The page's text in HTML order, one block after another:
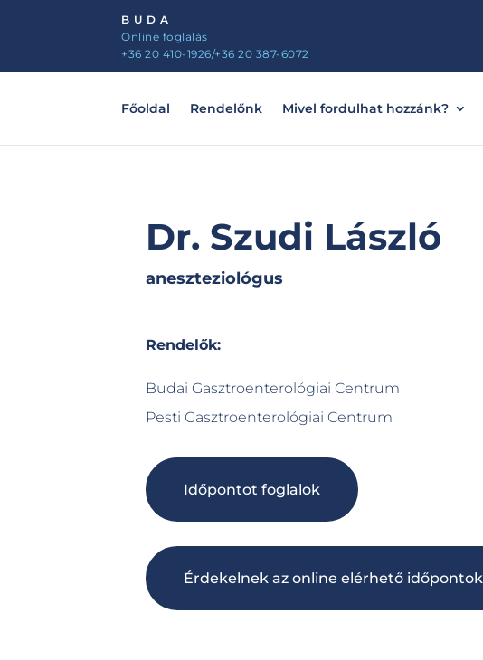
BUDA
Online foglalás
+36 20 410-1926/+36 20 387-6072
Főoldal Rendelőnk Mivel fordulhat hozzánk?
Dr. Szudi László
aneszteziológus
Rendelők:
Budai Gasztroenterológiai Centrum
Pesti Gasztroenterológiai Centrum
Időpontot foglalok
Érdekelnek az online elérhető időpontok